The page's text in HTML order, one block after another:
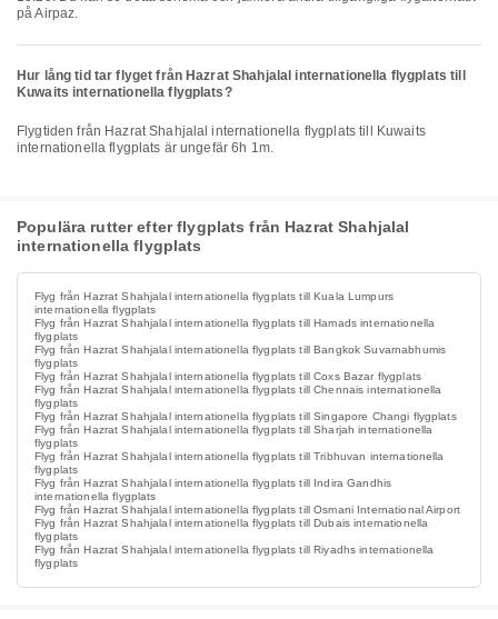
på Airpaz.
Hur lång tid tar flyget från Hazrat Shahjalal internationella flygplats till
Kuwaits internationella flygplats?
Flygtiden från Hazrat Shahjalal internationella flygplats till Kuwaits
internationella flygplats är ungefär 6h 1m.
Populära rutter efter flygplats från Hazrat Shahjalal
internationella flygplats
Flyg från Hazrat Shahjalal internationella flygplats till Kuala Lumpurs
internationella flygplats
Flyg från Hazrat Shahjalal internationella flygplats till Hamads internationella
flygplats
Flyg från Hazrat Shahjalal internationella flygplats till Bangkok Suvarnabhumis
flygplats
Flyg från Hazrat Shahjalal internationella flygplats till Coxs Bazar flygplats
Flyg från Hazrat Shahjalal internationella flygplats till Chennais internationella
flygplats
Flyg från Hazrat Shahjalal internationella flygplats till Singapore Changi flygplats
Flyg från Hazrat Shahjalal internationella flygplats till Sharjah internationella
flygplats
Flyg från Hazrat Shahjalal internationella flygplats till Tribhuvan internationella
flygplats
Flyg från Hazrat Shahjalal internationella flygplats till Indira Gandhis
internationella flygplats
Flyg från Hazrat Shahjalal internationella flygplats till Osmani International Airport
Flyg från Hazrat Shahjalal internationella flygplats till Dubais internationella
flygplats
Flyg från Hazrat Shahjalal internationella flygplats till Riyadhs internationella
flygplats